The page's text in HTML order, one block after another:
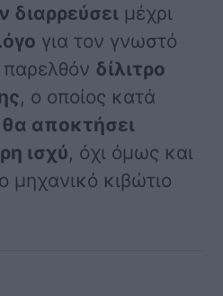
διαρρεύσει μέχρι
για τον γνωστό
δίλιτρο
, ο οποίος κατά
θα αποκτήσει
ισχύ, όχι όμως και
μηχανικό κιβώτιο